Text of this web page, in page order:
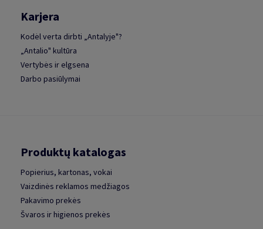
Karjera
Kodėl verta dirbti „Antalyje"?
„Antalio" kultūra
Vertybės ir elgsena
Darbo pasiūlymai
Produktų katalogas
Popierius, kartonas, vokai
Vaizdinės reklamos medžiagos
Pakavimo prekės
Švaros ir higienos prekės